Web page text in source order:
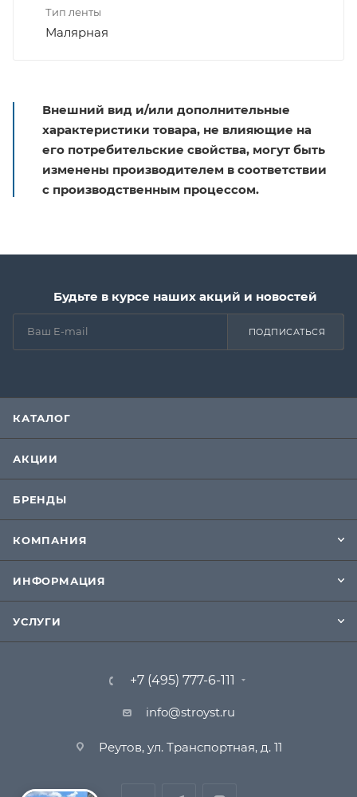
Тип ленты
Малярная
Внешний вид и/или дополнительные
характеристики товара, не влияющие на
его потребительские свойства, могут быть
изменены производителем в соответствии
с производственным процессом.
Будьте в курсе наших акций и новостей
ПОДПИСАТЬСЯ
КАТАЛОГ
АКЦИИ
БРЕНДЫ
КОМПАНИЯ
ИНФОРМАЦИЯ
УСЛУГИ
+7 (495) 777-6-111
info@stroyst.ru
Реутов, ул. Транспортная, д. 11